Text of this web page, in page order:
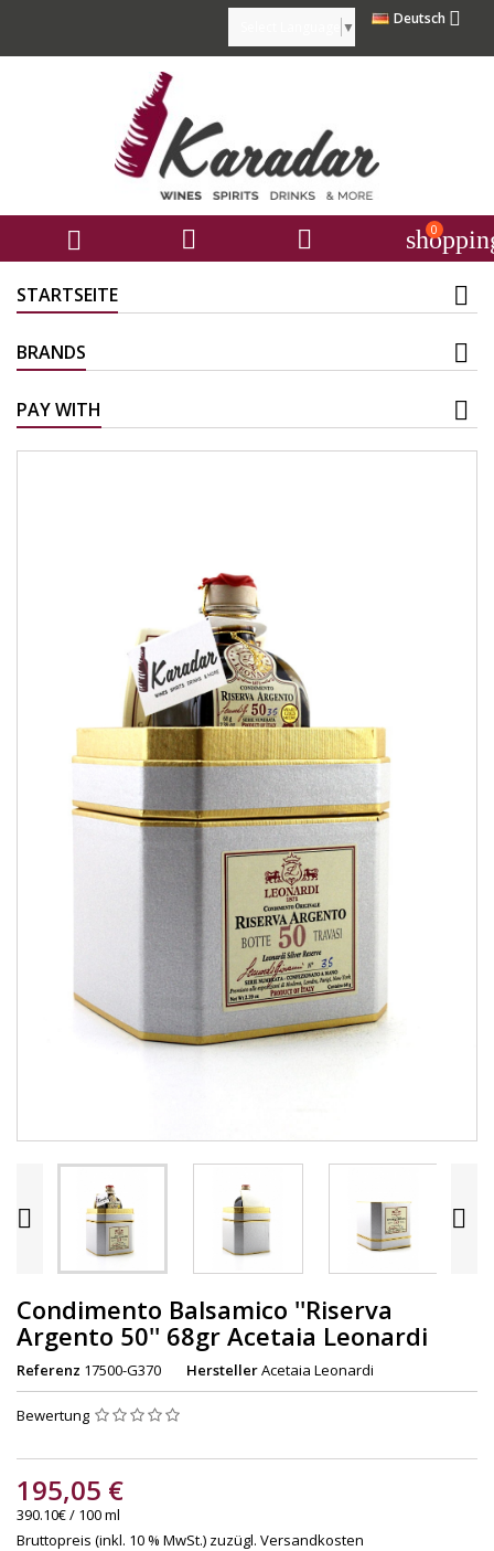
Deutsch 
▼
   0
STARTSEITE
BRANDS
PAY WITH
 
Condimento Balsamico ''Riserva
Argento 50'' 68gr Acetaia Leonardi
Referenz 17500-G370 HerstellerAcetaia Leonardi
Bewertung
195,05 €
390.10€ / 100 ml
Bruttopreis (inkl. 10 % MwSt.) zuzügl. Versandkosten